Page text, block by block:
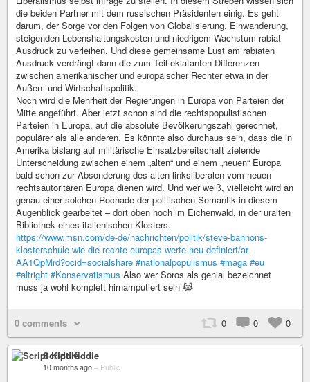
die beiden Partner mit dem russischen Präsidenten einig. Es geht
darum, der Sorge vor den Folgen von Globalisierung, Einwanderung,
steigenden Lebenshaltungskosten und niedrigem Wachstum rabiat
Ausdruck zu verleihen. Und diese gemeinsame Lust am rabiaten
Ausdruck verdrängt dann die zum Teil eklatanten Differenzen
zwischen amerikanischer und europäischer Rechter etwa in der
Außen- und Wirtschaftspolitik.
Noch wird die Mehrheit der Regierungen in Europa von Parteien der
Mitte angeführt. Aber jetzt schon sind die rechtspopulistischen
Parteien in Europa, auf die absolute Bevölkerungszahl gerechnet,
populärer als alle anderen. Es könnte also durchaus sein, dass die in
Amerika bislang auf militärische Einsatzbereitschaft zielende
Unterscheidung zwischen einem „alten“ und einem „neuen“ Europa
bald schon zur Absonderung des alten linksliberalen vom neuen
rechtsautoritären Europa dienen wird. Und wer weiß, vielleicht wird an
genau einer solchen Rochade der politischen Semantik in diesem
Augenblick gearbeitet – dort oben hoch im Eichenwald, in der uralten
Bibliothek eines italienischen Klosters.
https://www.msn.com/de-de/nachrichten/politik/steve-bannons-
klosterschule-wie-die-rechte-europas-werte-neu-definiert/ar-
AA1QpMrd?ocid=socialshare #nationalpopulismus #maga #eu
#altright #Konservatismus Also wer Soros als genial bezeichnet
muss ja wohl komplett hirnamputiert sein 😹
0 comments 0 0 0
Script Kiddie
10 months ago – Public